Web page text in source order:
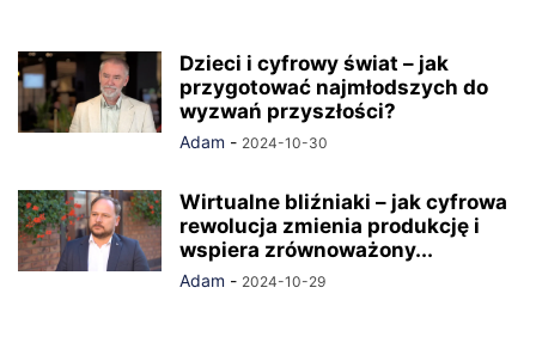
Dzieci i cyfrowy świat – jak
przygotować najmłodszych do
wyzwań przyszłości?
Adam - 2024-10-30
Wirtualne bliźniaki – jak cyfrowa
rewolucja zmienia produkcję i
wspiera zrównoważony...
Adam - 2024-10-29